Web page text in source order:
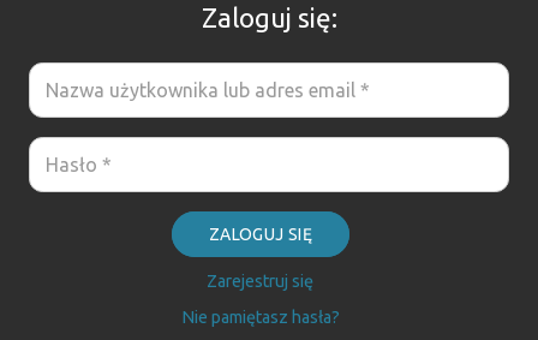
Zaloguj się:
ZALOGUJ SIĘ
Zarejestruj się
Nie pamiętasz hasła?